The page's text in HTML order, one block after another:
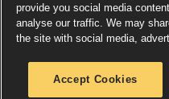
Informationen zu Cookies
provide you social media
analyse our traffic. We may
the site with social media,
Accept Cookies